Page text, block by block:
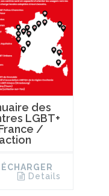
des
LGBT+
/
Details